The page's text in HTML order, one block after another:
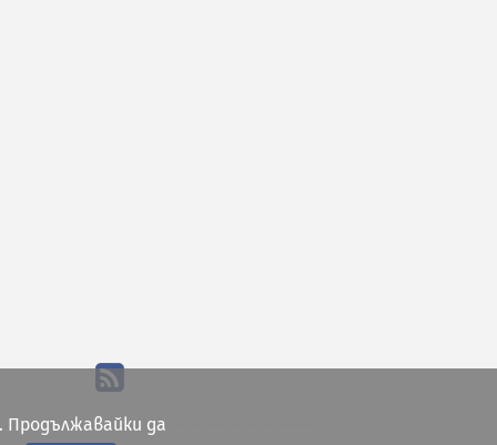
Продължавайки да